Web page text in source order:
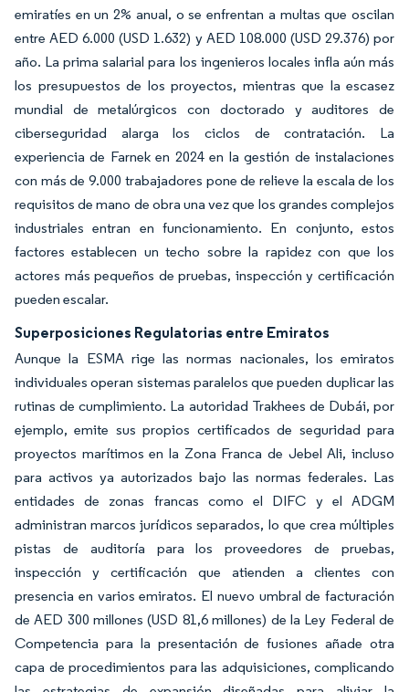
emiratíes en un 2% anual, o se enfrentan a multas que oscilan
entre AED 6.000 (USD 1.632) y AED 108.000 (USD 29.376) por
año. La prima salarial para los ingenieros locales infla aún más
los presupuestos de los proyectos, mientras que la escasez
mundial de metalúrgicos con doctorado y auditores de
ciberseguridad alarga los ciclos de contratación. La
experiencia de Farnek en 2024 en la gestión de instalaciones
con más de 9.000 trabajadores pone de relieve la escala de los
requisitos de mano de obra una vez que los grandes complejos
industriales entran en funcionamiento. En conjunto, estos
factores establecen un techo sobre la rapidez con que los
actores más pequeños de pruebas, inspección y certificación
pueden escalar.
Superposiciones Regulatorias entre Emiratos
Aunque la ESMA rige las normas nacionales, los emiratos
individuales operan sistemas paralelos que pueden duplicar las
rutinas de cumplimiento. La autoridad Trakhees de Dubái, por
ejemplo, emite sus propios certificados de seguridad para
proyectos marítimos en la Zona Franca de Jebel Ali, incluso
para activos ya autorizados bajo las normas federales. Las
entidades de zonas francas como el DIFC y el ADGM
administran marcos jurídicos separados, lo que crea múltiples
pistas de auditoría para los proveedores de pruebas,
inspección y certificación que atienden a clientes con
presencia en varios emiratos. El nuevo umbral de facturación
de AED 300 millones (USD 81,6 millones) de la Ley Federal de
Competencia para la presentación de fusiones añade otra
capa de procedimientos para las adquisiciones, complicando